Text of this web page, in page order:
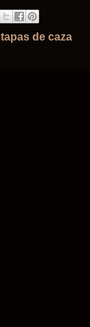
tapas de caza